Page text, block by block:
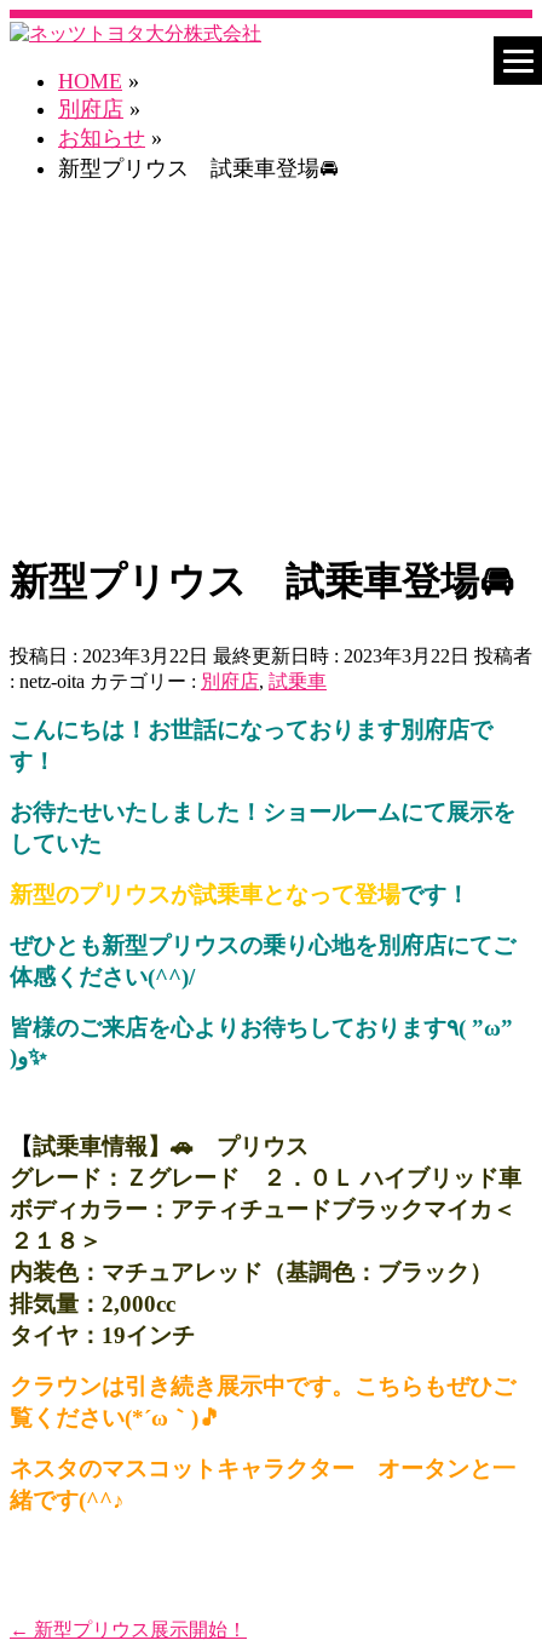
HOME »
別府店 »
お知らせ »
新型プリウス 試乗車登場🚘
新型プリウス 試乗車登場🚘
投稿日 : 2023年3月22日 最終更新日時 : 2023年3月22日 投稿者
: netz-oita カテゴリー : 別府店, 試乗車
こんにちは！お世話になっております別府店で
す！
お待たせいたしました！ショールームにて展示を
していた
新型のプリウスが試乗車となって登場です！
ぜひとも新型プリウスの乗り心地を別府店にてご
体感ください(^^)/
皆様のご来店を心よりお待ちしております٩( ”ω”
)و✨
【試乗車情報】🚗 プリウス
グレード：Ｚグレード ２．０Ｌ ハイブリッド車
ボディカラー：アティチュードブラックマイカ＜
２１８＞
内装色：マチュアレッド（基調色：ブラック）
排気量：2,000cc
タイヤ：19インチ
クラウンは引き続き展示中です。こちらもぜひご
覧ください(*´ω｀)🎵
ネスタのマスコットキャラクター オータンと一
緒です(^^♪
← 新型プリウス展示開始！